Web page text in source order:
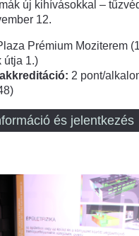
új kihívásokkal –
12.
Prémium Moziterem
útja 1.)
2 pont/
és jelentkezés